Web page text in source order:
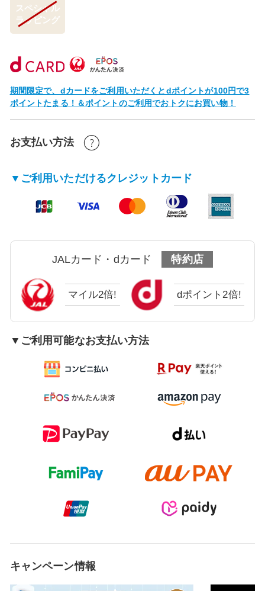
スペシャル
ラッピング
期間限定で、dカードをご利用いただくとdポイントが100円で3
ポイントたまる！＆ポイントのご利用でおトクにお買い物！
お支払い方法
▼ご利用いただけるクレジットカード
JALカード・dカード 特約店
マイル2倍! dポイント2倍!
▼ご利用可能なお支払い方法
キャンペーン情報